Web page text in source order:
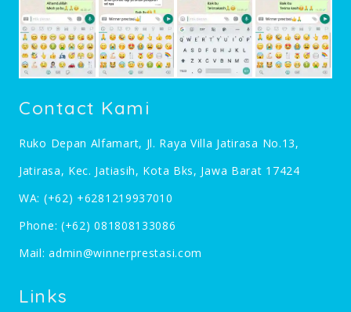
Contact Kami
Ruko Depan Alfamart, Jl. Raya Villa Jatirasa No.13,
Jatirasa, Kec. Jatiasih, Kota Bks, Jawa Barat 17424
WA: (+62) +6281219937010
Phone: (+62) 081808133086
Mail:admin@winnerprestasi.com
Links